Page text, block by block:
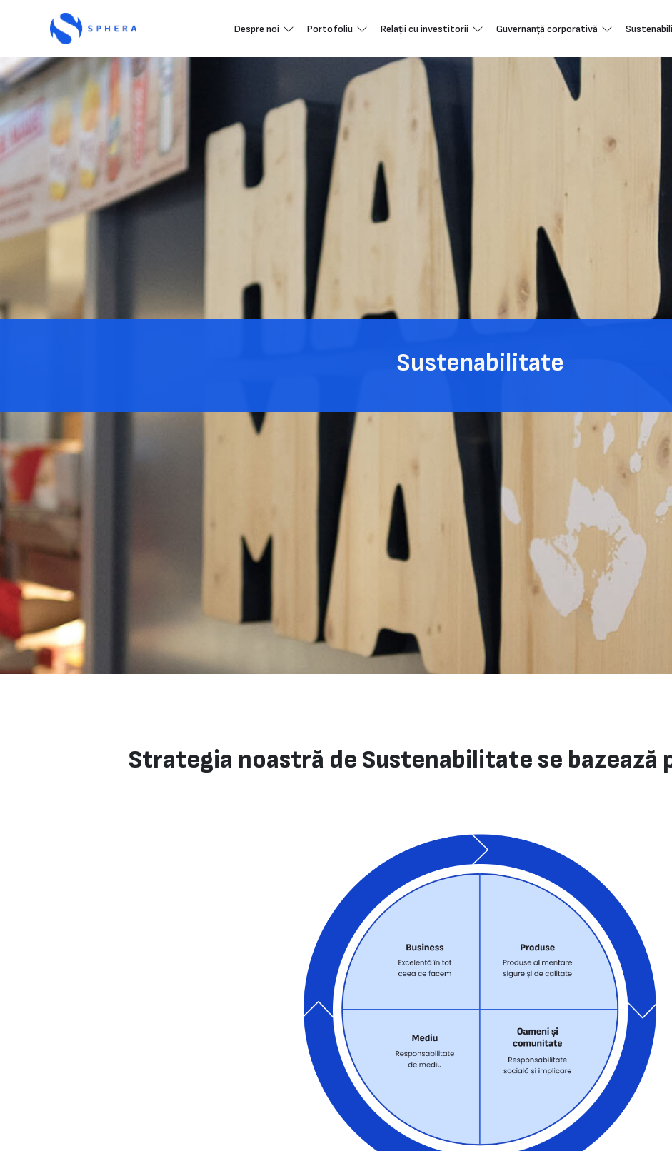
Despre noi Portofoliu Relații cu investitorii Guvernanță corporativă
Sustenabilitate
Strategia noastră de Sustenabilitate se bazează